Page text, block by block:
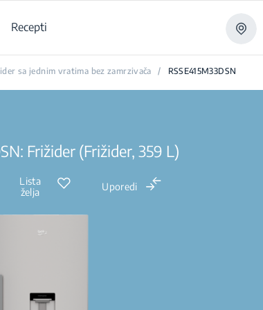
Recepti
sa jednim vratima bez zamrzivača / RSSE415M33DSN
Frižider (Frižider, 359 L)
Lista
želja
Uporedi